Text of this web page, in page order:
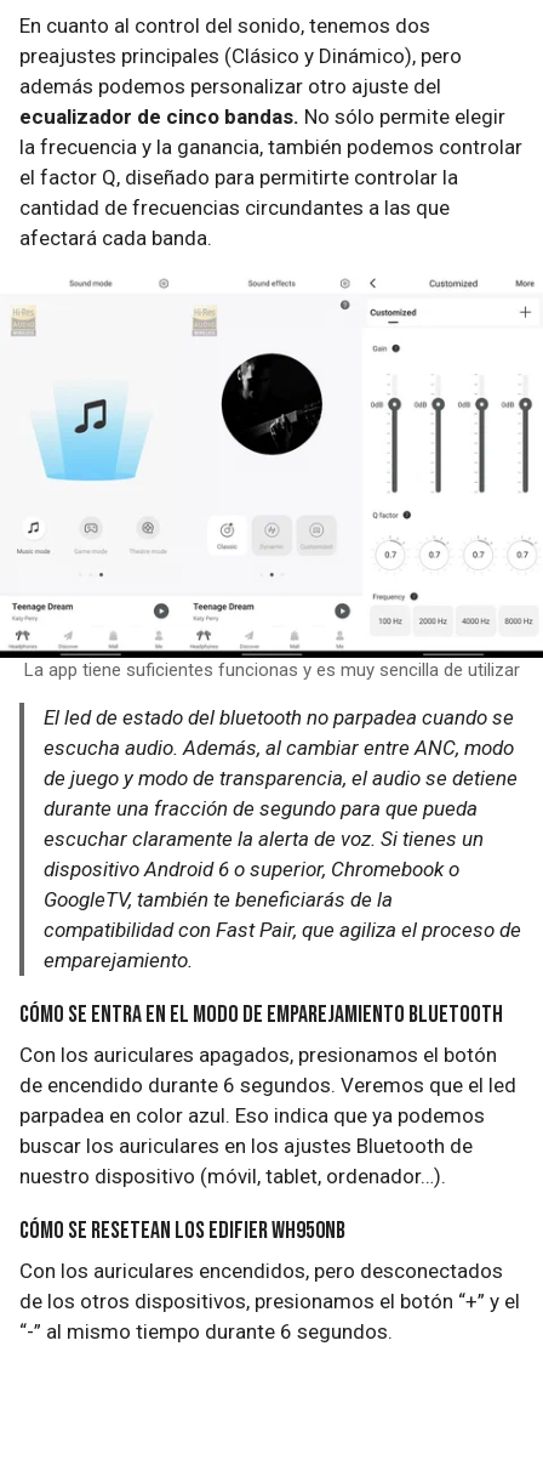
En cuanto al control del sonido, tenemos dos
preajustes principales (Clásico y Dinámico), pero
además podemos personalizar otro ajuste del
ecualizador de cinco bandas. No sólo permite elegir
la frecuencia y la ganancia, también podemos controlar
el factor Q, diseñado para permitirte controlar la
cantidad de frecuencias circundantes a las que
afectará cada banda.
La app tiene suficientes funcionas y es muy sencilla de utilizar
El led de estado del bluetooth no parpadea cuando se
escucha audio. Además, al cambiar entre ANC, modo
de juego y modo de transparencia, el audio se detiene
durante una fracción de segundo para que pueda
escuchar claramente la alerta de voz. Si tienes un
dispositivo Android 6 o superior, Chromebook o
GoogleTV, también te beneficiarás de la
compatibilidad con Fast Pair, que agiliza el proceso de
emparejamiento.
Cómo se entra en el modo de emparejamiento Bluetooth
Con los auriculares apagados, presionamos el botón
de encendido durante 6 segundos. Veremos que el led
parpadea en color azul. Eso indica que ya podemos
buscar los auriculares en los ajustes Bluetooth de
nuestro dispositivo (móvil, tablet, ordenador…).
Cómo se resetean los Edifier WH950NB
Con los auriculares encendidos, pero desconectados
de los otros dispositivos, presionamos el botón “+” y el
“-” al mismo tiempo durante 6 segundos.